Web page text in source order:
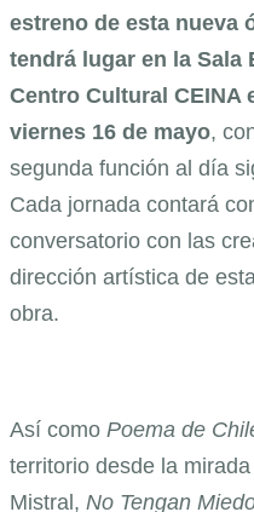
estreno de esta nueva
tendrá lugar en la Sala
Centro Cultural CEINA
viernes 16 de mayo,
segunda función al día
Cada jornada contará
conversatorio con las
dirección artística de
obra.
Así como Poema de
territorio desde la
Mistral, No Tengan